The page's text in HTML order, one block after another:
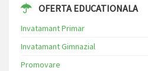
OFERTA EDUCATIONALA
Invatamant Primar
Invatamant Gimnazial
Promovare